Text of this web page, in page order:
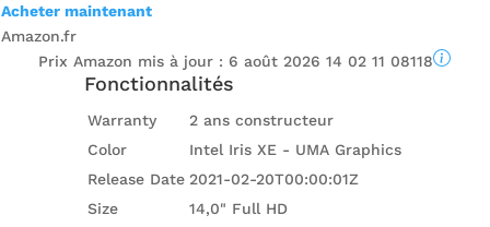
Acheter maintenant
Amazon.fr
Prix ​​Amazon mis à jour : 6 août 2026 14 02 11 08118
Fonctionnalités
Warranty
2 ans constructeur
Color
Intel Iris XE - UMA Graphics
Release Date 2021-02-20T00:00:01Z
Size
14,0" Full HD